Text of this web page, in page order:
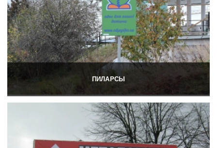
ПИЛАРСЫ